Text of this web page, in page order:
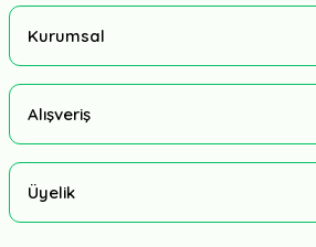
Kurumsal
Alışveriş
Üyelik